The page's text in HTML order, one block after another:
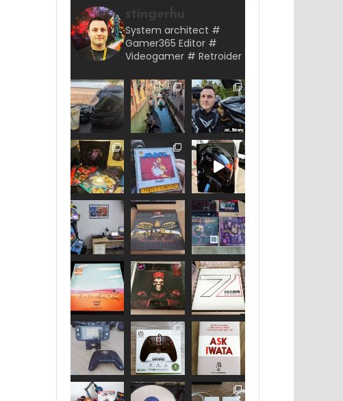
stingerhu
System architect #
Gamer365 Editor #
Videogamer # Retroider